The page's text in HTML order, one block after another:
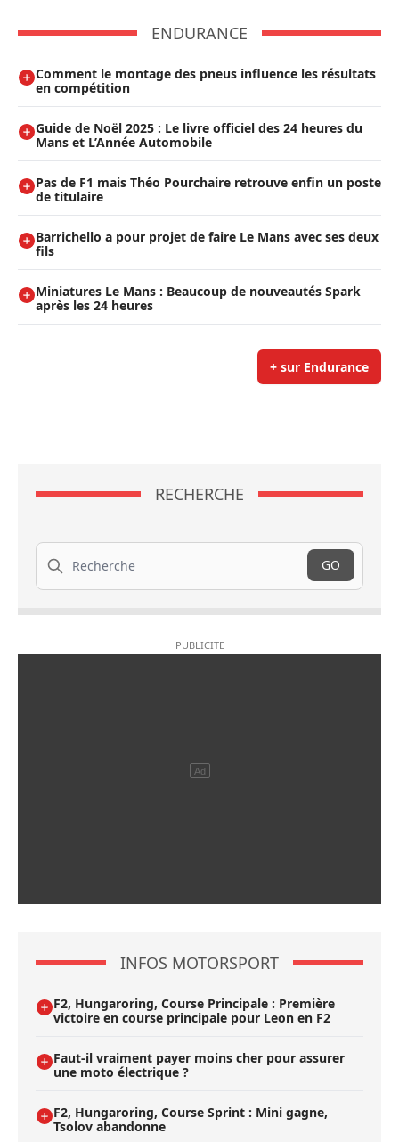
ENDURANCE
Comment le montage des pneus influence les résultats
en compétition
Guide de Noël 2025 : Le livre officiel des 24 heures du
Mans et L’Année Automobile
Pas de F1 mais Théo Pourchaire retrouve enfin un poste
de titulaire
Barrichello a pour projet de faire Le Mans avec ses deux
fils
Miniatures Le Mans : Beaucoup de nouveautés Spark
après les 24 heures
+ sur Endurance
RECHERCHE
Recherche
GO
INFOS MOTORSPORT
F2, Hungaroring, Course Principale : Première
victoire en course principale pour Leon en F2
Faut-il vraiment payer moins cher pour assurer
une moto électrique ?
F2, Hungaroring, Course Sprint : Mini gagne,
Tsolov abandonne